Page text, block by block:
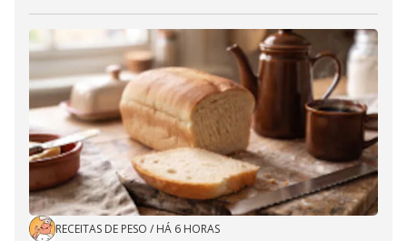
RECEITAS DE PESO / HÁ 6 HORAS